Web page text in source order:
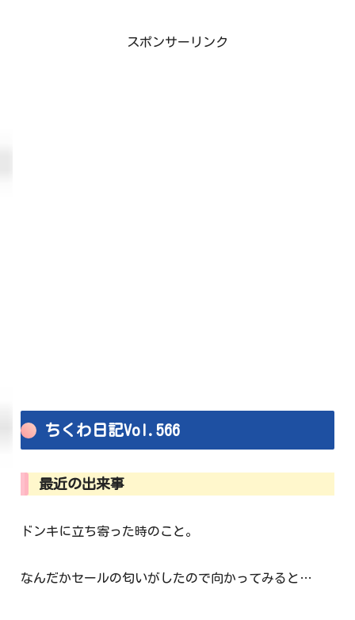
スポンサーリンク
ちくわ日記Vol.566
最近の出来事
ドンキに立ち寄った時のこと。
なんだかセールの匂いがしたので向かってみると…